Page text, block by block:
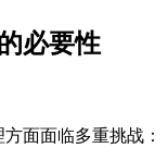
必要性
面面临多重挑战：